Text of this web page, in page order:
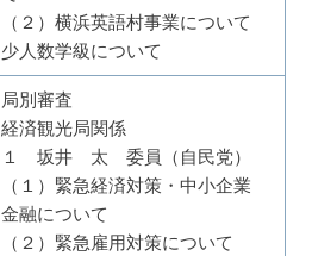
（２）横浜英語村事業について
少人数学級について
局別審査
経済観光局関係
１ 坂井 太 委員（自民党）
（１）緊急経済対策・中小企業
金融について
（２）緊急雇用対策について